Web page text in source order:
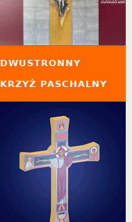
DWUSTRONNY
KRZYŻ PASCHALNY